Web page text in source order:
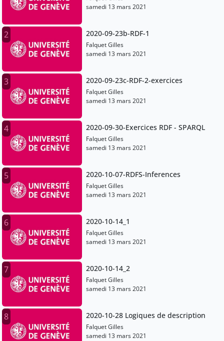
samedi 13 mars 2021
2 2020-09-23b-RDF-1
Falquet Gilles
samedi 13 mars 2021
3 2020-09-23c-RDF-2-exercices
Falquet Gilles
samedi 13 mars 2021
4 2020-09-30-Exercices RDF - SPARQL
Falquet Gilles
samedi 13 mars 2021
5 2020-10-07-RDFS-Inferences
Falquet Gilles
samedi 13 mars 2021
6 2020-10-14_1
Falquet Gilles
samedi 13 mars 2021
7 2020-10-14_2
Falquet Gilles
samedi 13 mars 2021
8 2020-10-28 Logiques de description
Falquet Gilles
samedi 13 mars 2021